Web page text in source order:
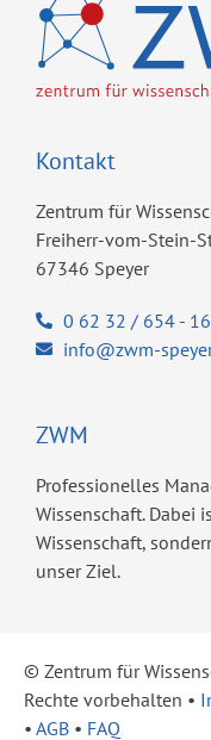
Kontakt
Zentrum für
Freiherr-vom-Stein-
67346 Speyer
0 62 32 / 654 -
info@zwm-
ZWM
Professionelles
Wissenschaft. Dabei
Wissenschaft,
unser Ziel.
© Zentrum für
Rechte vorbehalten •
• AGB • FAQ